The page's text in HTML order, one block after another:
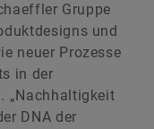
Gruppe
und
neuer Prozesse
in der
„Nachhaltigkeit
DNA der